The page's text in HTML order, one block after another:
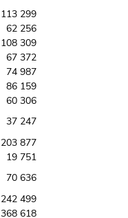
113 299
62 256
108 309
67 372
74 987
86 159
60 306
37 247
203 877
19 751
70 636
242 499
368 618